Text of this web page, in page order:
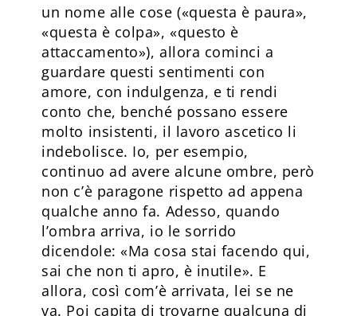
un nome alle cose («questa è paura»,
«questa è colpa», «questo è
attaccamento»), allora cominci a
guardare questi sentimenti con
amore, con indulgenza, e ti rendi
conto che, benché possano essere
molto insistenti, il lavoro ascetico li
indebolisce. Io, per esempio,
continuo ad avere alcune ombre, però
non c’è paragone rispetto ad appena
qualche anno fa. Adesso, quando
l’ombra arriva, io le sorrido
dicendole: «Ma cosa stai facendo qui,
sai che non ti apro, è inutile». E
allora, così com’è arrivata, lei se ne
va. Poi capita di trovarne qualcuna di